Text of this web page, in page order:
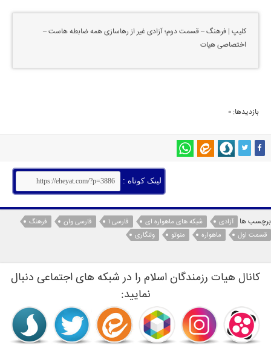
کلیپ | فرهنگ – قسمت دوم؛ آزادی غیر از رهاسازی همه ضابطه هاست –
اختصاصی هیات
بازدیدها: 0
لینک کوتاه :
برچسب ها آزادی شبکه های ماهواره ای فارسی 1 فارسی وان
فرهنگ
قسمت اول
ماهواره منوتو ولنگاری
کانال هیات رزمندگان اسلام را در شبکه های اجتماعی دنبال
نمایید: